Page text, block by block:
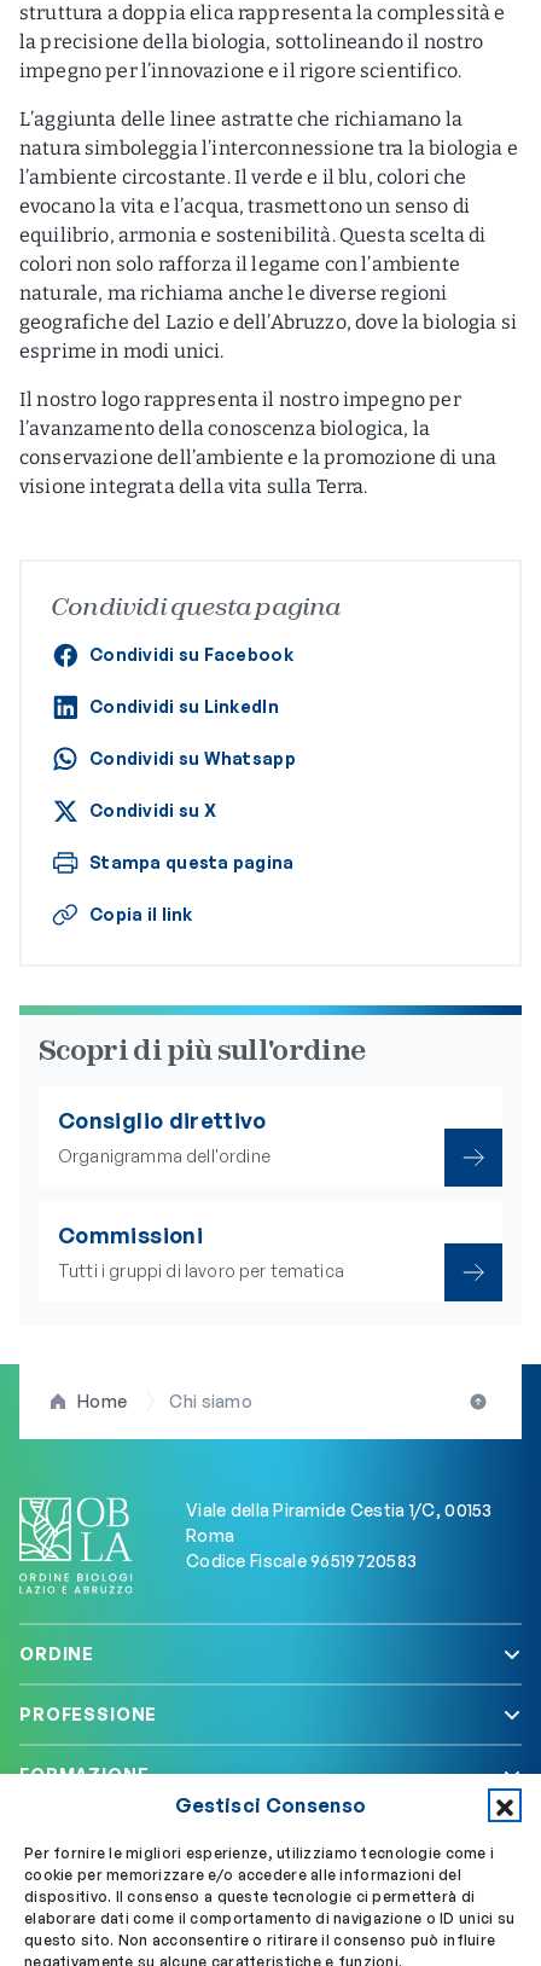
Gestisci Consenso
Per fornire le migliori esperienze, utilizziamo tecnologie come i
cookie per memorizzare e/o accedere alle informazioni del
dispositivo. Il consenso a queste tecnologie ci permetterà di
elaborare dati come il comportamento di navigazione o ID unici su
questo sito. Non acconsentire o ritirare il consenso può influire
negativamente su alcune caratteristiche e funzioni.
struttura a doppia elica rappresenta la complessità e
la precisione della biologia, sottolineando il nostro
impegno per l’innovazione e il rigore scientifico.
L’aggiunta delle linee astratte che richiamano la
natura simboleggia l’interconnessione tra la biologia e
l’ambiente circostante. Il verde e il blu, colori che
evocano la vita e l’acqua, trasmettono un senso di
equilibrio, armonia e sostenibilità. Questa scelta di
colori non solo rafforza il legame con l’ambiente
naturale, ma richiama anche le diverse regioni
geografiche del Lazio e dell’Abruzzo, dove la biologia si
esprime in modi unici.
Il nostro logo rappresenta il nostro impegno per
l’avanzamento della conoscenza biologica, la
conservazione dell’ambiente e la promozione di una
visione integrata della vita sulla Terra.
Condividi questa pagina
Condividi su Facebook
Condividi su LinkedIn
Condividi su Whatsapp
Condividi su X
Stampa questa pagina
Copia il link
Scopri di più sull'ordine
Consiglio direttivo
Organigramma dell'ordine
Commissioni
Tutti i gruppi di lavoro per tematica
Home Chi siamo
Viale della Piramide Cestia 1/C, 00153
Roma
Codice Fiscale 96519720583
ORDINE
PROFESSIONE
FORMAZIONE
Segui OBLA su Accedi a My OBLA